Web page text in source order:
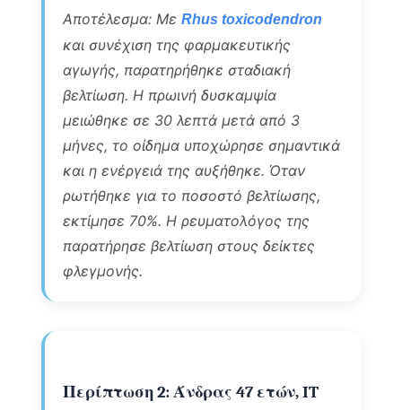
Αποτέλεσμα: ΜεRhus toxicodendron
και συνέχιση της φαρμακευτικής
αγωγής, παρατηρήθηκε σταδιακή
βελτίωση. Η πρωινή δυσκαμψία
μειώθηκε σε 30 λεπτά μετά από 3
μήνες, το οίδημα υποχώρησε σημαντικά
και η ενέργειά της αυξήθηκε. Όταν
ρωτήθηκε για το ποσοστό βελτίωσης,
εκτίμησε 70%. Η ρευματολόγος της
παρατήρησε βελτίωση στους δείκτες
φλεγμονής.
Περίπτωση 2: Άνδρας 47 ετών, IT